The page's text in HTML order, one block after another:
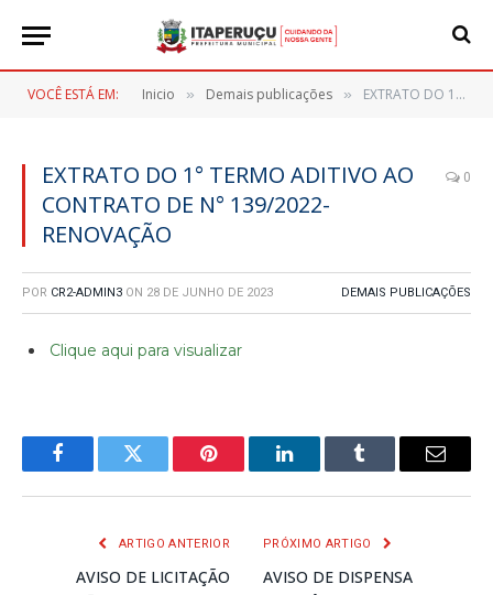
VOCÊ ESTÁ EM: Inicio » Demais publicações » EXTRATO DO 1° TERMO ADITIVO AO CONTRATO DE N° 139/2022- RENOVAÇÃO
EXTRATO DO 1° TERMO ADITIVO AO
CONTRATO DE N° 139/2022-
RENOVAÇÃO
0
POR CR2-ADMIN3 ON 28 DE JUNHO DE 2023 DEMAIS PUBLICAÇÕES
Clique aqui para visualizar
FacebookTwitter Pinterest LinkedInTumblr
E-
ARTIGO ANTERIOR
AVISO DE LICITAÇÃO
PRÓXIMO ARTIGO
AVISO DE DISPENSA